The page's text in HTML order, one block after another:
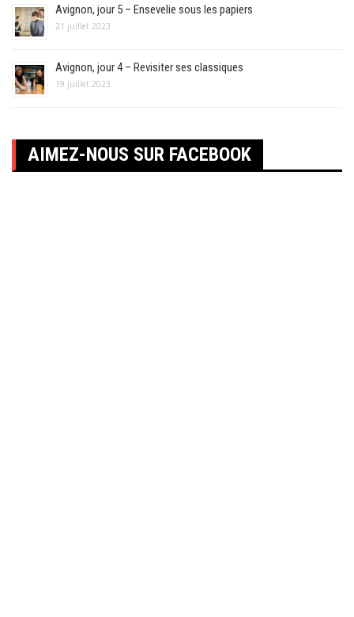
Avignon, jour 5 – Ensevelie sous les papiers
21 juillet 2023
Avignon, jour 4 – Revisiter ses classiques
19 juillet 2023
AIMEZ-NOUS SUR FACEBOOK